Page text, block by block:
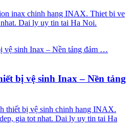
inax chinh hang INAX. Thiet bi ve
Dai ly uy tin tai Ha Noi.
bị vệ sinh Inax – Nền tảng
thiết bị vệ sinh chinh hang INAX.
gia tot nhat. Dai ly uy tin tai Ha